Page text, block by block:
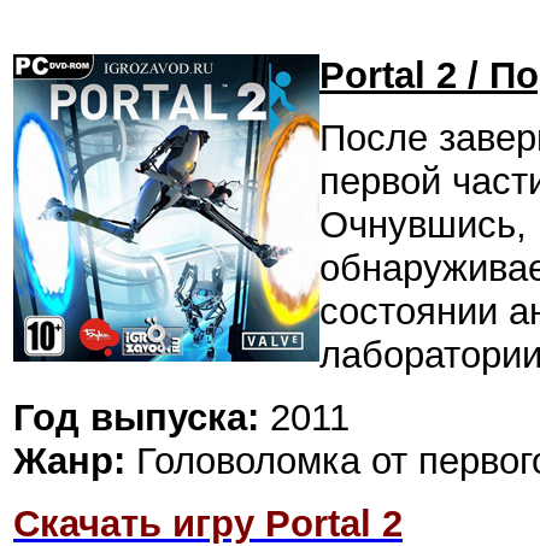
Portal 2 /
После
первой
Очнувшись,
состоянии
Год выпуска: 2011
Жанр: Головоломка от
Скачать игру Portal 2